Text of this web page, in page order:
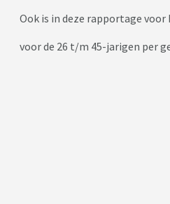
Ook is in deze rapportage
voor de 26 t/m 45-jarigen per